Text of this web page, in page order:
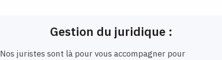
Gestion du juridique :
Nos juristes sont là pour vous accompagner pour